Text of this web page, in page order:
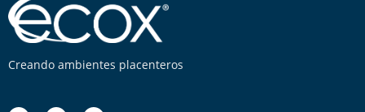
Creando ambientes placenteros